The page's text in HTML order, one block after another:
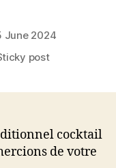
June 2024
post
cocktail
de votre